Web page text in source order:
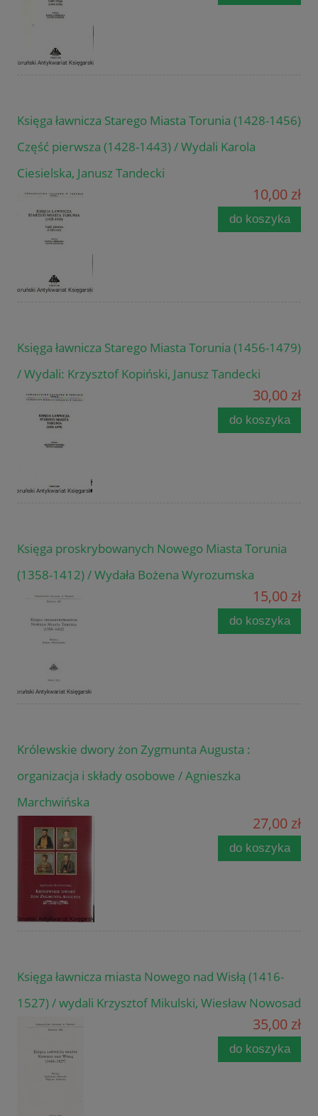
Księga ławnicza Starego Miasta Torunia (1428-1456)
Część pierwsza (1428-1443) / Wydali Karola
Ciesielska, Janusz Tandecki
10,00 zł
do koszyka
Księga ławnicza Starego Miasta Torunia (1456-1479)
/ Wydali: Krzysztof Kopiński, Janusz Tandecki
30,00 zł
do koszyka
Księga proskrybowanych Nowego Miasta Torunia
(1358-1412) / Wydała Bożena Wyrozumska
15,00 zł
do koszyka
Królewskie dwory żon Zygmunta Augusta :
organizacja i składy osobowe / Agnieszka
Marchwińska
27,00 zł
do koszyka
Księga ławnicza miasta Nowego nad Wisłą (1416-
1527) / wydali Krzysztof Mikulski, Wiesław Nowosad
35,00 zł
do koszyka